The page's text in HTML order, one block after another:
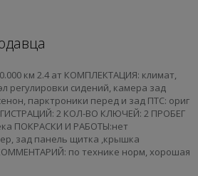
км 2.4 ат КОМПЛЕКТАЦИЯ: климат,
регулировки сидений, камера зад
парктроники перед и зад ПТС: ориг
2 КОЛ-ВО КЛЮЧЕЙ: 2 ПРОБЕГ
ПОКРАСКИ И РАБОТЫ:нет
зад панель щитка ,крышка
по технике норм, хорошая